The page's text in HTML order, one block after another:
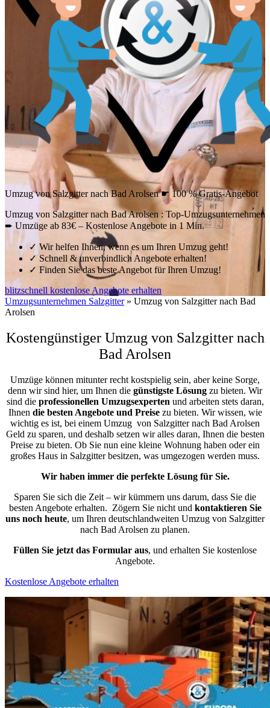
Umzug von Salzgitter nach Bad Arolsen ☛ 100 % Gratis-Angebot
Umzug von Salzgitter nach Bad Arolsen : Top-Umzugsunternehmen
➨ Umzüge ab 83€ – Kostenlose Angebote in 1 Min.
✓ Wir helfen Ihnen, wenn es um Ihren Umzug geht!
✓Schnell & unverbindlich Angebote erhalten!
✓ Finden Sie das beste Angebot für Ihren Umzug!
blitzschnell kostenlose Angebote erhalten
Umzugsunternehmen Salzgitter» Umzug von Salzgitter nach Bad
Arolsen
Kostengünstiger Umzug von Salzgitter nach
Bad Arolsen
Umzüge können mitunter recht kostspielig sein, aber keine Sorge,
denn wir sind hier, um Ihnen die günstigste Lösung zu bieten. Wir
sind die professionellen Umzugsexperten und arbeiten stets daran,
Ihnen die besten Angebote und Preisezu bieten. Wir wissen, wie
wichtig es ist, bei einem Umzug von Salzgitter nach Bad Arolsen
Geld zu sparen, und deshalb setzen wir alles daran, Ihnen die besten
Preise zu bieten. Ob Sie nun eine kleine Wohnung haben oder ein
großes Haus in Salzgitter besitzen, was umgezogen werden muss.
Wir haben immer die perfekte Lösung für Sie.
Sparen Sie sich die Zeit – wir kümmern uns darum, dass Sie die
besten Angebote erhalten. Zögern Sie nicht und kontaktieren Sie
uns noch heute, um Ihren deutschlandweiten Umzug von Salzgitter
nach Bad Arolsen zu planen.
Füllen Sie jetzt das Formular aus, und erhalten Sie kostenlose
Angebote.
Kostenlose Angebote erhalten